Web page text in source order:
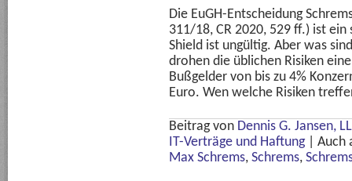
Die EuGH-Entscheidung
311/18, CR 2020, 529 ff.) ist
Shield ist ungültig. Aber was
drohen die üblichen Risiken
Bußgelder von bis zu 4%
Euro. Wen welche Risiken
Beitrag von Dennis G. Jansen,
IT-Verträge und Haftung
Auch
Max Schrems, Schrems,